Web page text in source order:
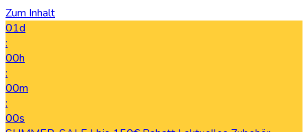
Zum Inhalt
01d
:
00h
:
00m
:
00s